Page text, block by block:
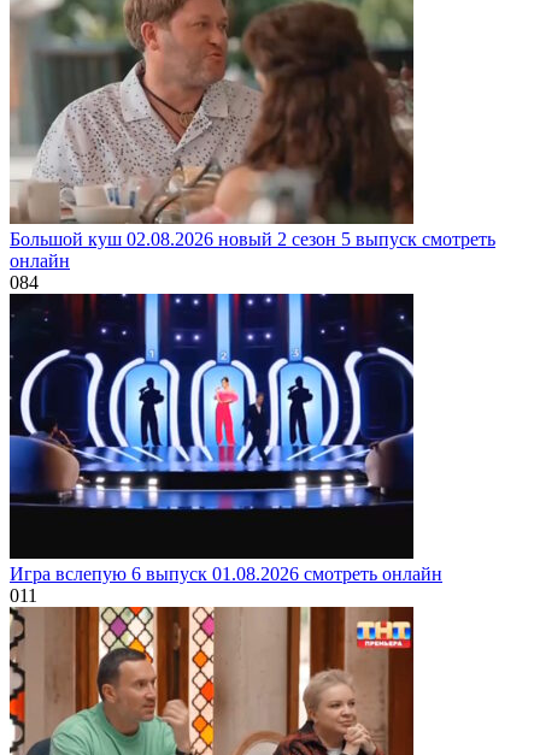
Большой куш 02.08.2026 новый 2 сезон 5 выпуск смотреть
онлайн
084
Игра вслепую 6 выпуск 01.08.2026 смотреть онлайн
011